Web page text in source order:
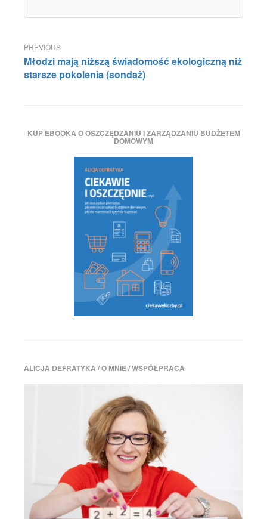
Nawigacja
wpisu
Młodzi mają niższą świadomość ekologiczną niż
starsze pokolenia (sondaż)
KUP EBOOKA O OSZCZĘDZANIU I ZARZĄDZANIU BUDŻETEM
DOMOWYM
ALICJA DEFRATYKA / O MNIE / WSPÓŁPRACA